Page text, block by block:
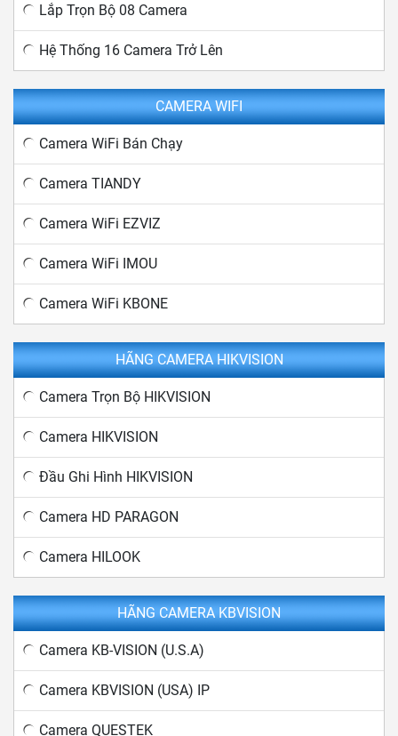
Lắp Trọn Bộ 08 Camera
Hệ Thống 16 Camera Trở Lên
CAMERA WIFI
Camera WiFi Bán Chạy
Camera TIANDY
Camera WiFi EZVIZ
Camera WiFi IMOU
Camera WiFi KBONE
HÃNG CAMERA HIKVISION
Camera Trọn Bộ HIKVISION
Camera HIKVISION
Đầu Ghi Hình HIKVISION
Camera HD PARAGON
Camera HILOOK
HÃNG CAMERA KBVISION
Camera KB-VISION (U.S.A)
Camera KBVISION (USA) IP
Camera QUESTEK